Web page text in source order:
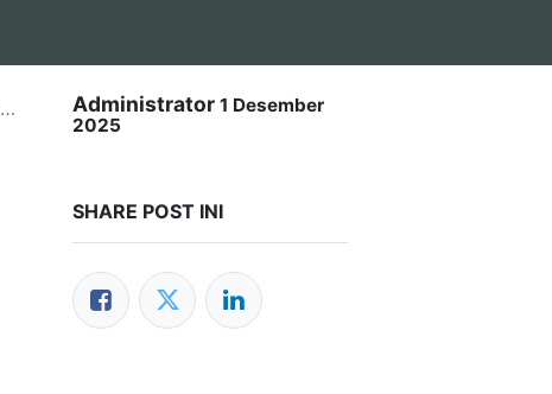
Administrator 1 Desember
2025
SHARE POST INI